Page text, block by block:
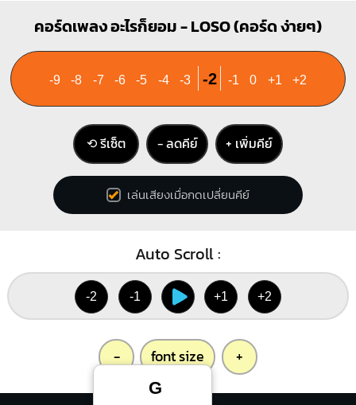
คอร์ดเพลง อะไรก็ยอม - LOSO (คอร์ด ง่ายๆ)
-9 -8 -7 -6 -5 -4 -3 -2 -1 0 +1 +2
⟲ รีเซ็ต − ลดคีย์ + เพิ่มคีย์
เล่นเสียงเมื่อกดเปลี่ยนคีย์
Auto Scroll :
-2 -1 +1 +2
- font size +
G